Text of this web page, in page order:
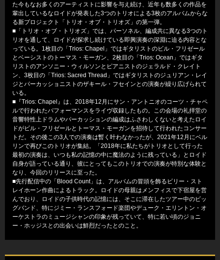
た今もなお多くのアーティストに影響を与え続け、近年も数多くの作品を
輩出しているなロイドが発表した3つのトリオによる3枚のアルバムからな
る新プロジェクト「トリオ・オブ・トリオズ」の第一弾。
■「トリオ・オブ・トリオズ」では、パーソネル、編成共に異なる3つのト
リオを通して、ロイドが探求し続けている即興演奏の深淵に迫る内容とな
っている。1枚目の「Trios: Chapel」ではギタリストのビル・フリゼール
とベーシストのトーマス・モーガン、2枚目の「Trios: Ocean」ではギタ
リストのアンソニー・ウィルソンとピアニストのジェラルド・クレイト
ン、3枚目の「Trios: Sacred Thread」ではギタリストのジュリアン・レイ
ジとパーカッショニストのザキール・フセインとの演奏が繰り広げられて
いる。
■『Trios: Chapel』は、2018年12月にサン・アントニオのコーツ・チャペ
ルで行われたパフォーマンスをライヴ収録したもの。この会場の礼拝堂の
音響特性上ドラムやパーカッションの編成はふさわしくないと考えたロイ
ドがビル・フリゼールとトーマス・モーガンを招待して行われたコンサー
トだ。その後この3人での演奏は暫く叶わなかったが、2021年12月にベル
リンで再びこのトリオが集結。「2018年に私たちがトリオとして行った
最初の演奏は、いつも私の記憶の中に魔法のように残っている」とロイド
自身が語っている通り、彼にとってもこのトリオでの演奏が特別な体験と
なり、今回のリリースに至った。
■先行配信中の「Blood Count」は、アルバムの冒頭を飾るビリー・スト
レイホーン作曲によるトラック。ロイドの母親はメンフィスで下宿屋を営
んでおり、ロイドの子供時代の記憶には、そこに滞在したツアー中のビッ
グバンド、特にジミー・ランスフォード楽団やデューク・エリントン・オ
ーケストラのミュージシャンの印象が残っていて、特に若い頃のジョニ
ー・ホッジスとの出会いは鮮烈だったとのこと。